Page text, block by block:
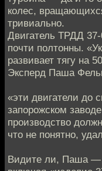
колес,
тривиально.
Двигатель ТРДД 37-
почти полтонны.
развивает тягу на
Эксперд Паша
«эти двигатели до
запорожском
производство
что не понятно,
Видите ли, Паша —